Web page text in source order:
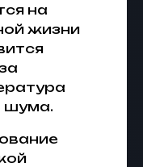
на
жизни
шума.